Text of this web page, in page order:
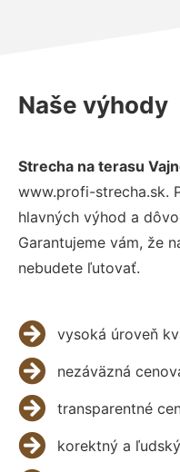
Naše výhody
Strecha na terasu
www.profi-strecha.sk.
hlavných výhod a
Garantujeme vám, že
nebudete ľutovať.
vysoká úroveň
nezáväzná
transparentné
korektný a